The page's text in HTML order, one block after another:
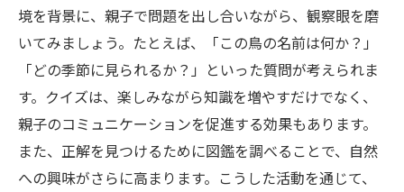
境を背景に、親子で問題を出し合いながら、観察眼を磨
いてみましょう。たとえば、「この鳥の名前は何か？」
「どの季節に見られるか？」といった質問が考えられま
す。クイズは、楽しみながら知識を増やすだけでなく、
親子のコミュニケーションを促進する効果もあります。
また、正解を見つけるために図鑑を調べることで、自然
への興味がさらに高まります。こうした活動を通じて、